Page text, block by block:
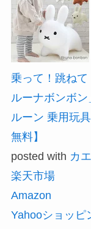
乗って！跳ね
ルーナボンボ
ルーン 乗用玩
無料】
posted with カ
楽天市場
Amazon
Yahooショッピ